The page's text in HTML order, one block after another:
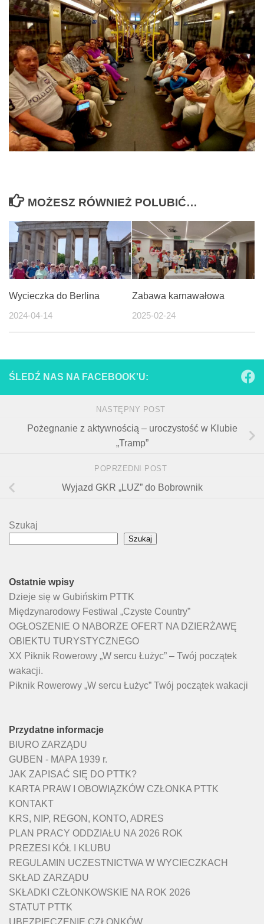
MOŻESZ RÓWNIEŻ POLUBIĆ…
Wycieczka do Berlina
2024-04-14
Zabawa karnawałowa
2025-02-24
ŚLEDŹ NAS NA FACEBOOK'U:
NASTĘPNY POST
Pożegnanie z aktywnością – uroczystość w Klubie
„Tramp”
POPRZEDNI POST
Wyjazd GKR „LUZ” do Bobrownik
Szukaj
Szukaj
Ostatnie wpisy
Dzieje się w Gubińskim PTTK
Międzynarodowy Festiwal „Czyste Country”
OGŁOSZENIE O NABORZE OFERT NA DZIERŻAWĘ
OBIEKTU TURYSTYCZNEGO
XX Piknik Rowerowy „W sercu Łużyc” – Twój początek
wakacji.
Piknik Rowerowy „W sercu Łużyc” Twój początek wakacji
Przydatne informacje
BIURO ZARZĄDU
GUBEN - MAPA 1939 r.
JAK ZAPISAĆ SIĘ DO PTTK?
KARTA PRAW I OBOWIĄZKÓW CZŁONKA PTTK
KONTAKT
KRS, NIP, REGON, KONTO, ADRES
PLAN PRACY ODDZIAŁU NA 2026 ROK
PREZESI KÓŁ I KLUBU
REGULAMIN UCZESTNICTWA W WYCIECZKACH
SKŁAD ZARZĄDU
SKŁADKI CZŁONKOWSKIE NA ROK 2026
STATUT PTTK
UBEZPIECZENIE CZŁONKÓW